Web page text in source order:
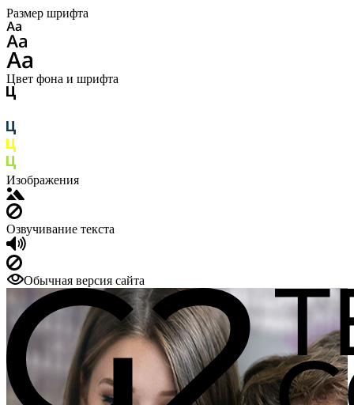
Размер шрифта
Цвет фона и шрифта
Изображения
Озвучивание текста
Обычная версия сайта